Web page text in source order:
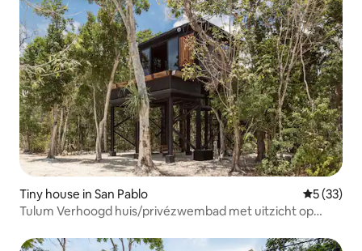
Tiny house in San Pablo
5 (33)
Tulum Verhoogd huis/privézwembad met uitzicht op